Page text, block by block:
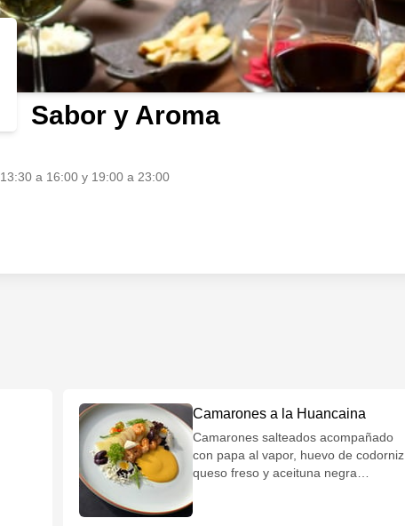
Sabor y Aroma
13:30 a 16:00 y 19:00 a 23:00
Camarones a la Huancaina
Camarones salteados acompañado
con papa al vapor, huevo de codorniz,
queso freso y aceituna negra